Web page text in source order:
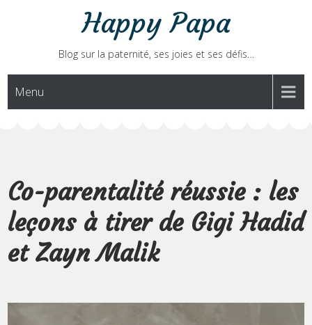
Happy Papa
Blog sur la paternité, ses joies et ses défis…
Menu
Co-parentalité réussie : les
leçons à tirer de Gigi Hadid
et Zayn Malik